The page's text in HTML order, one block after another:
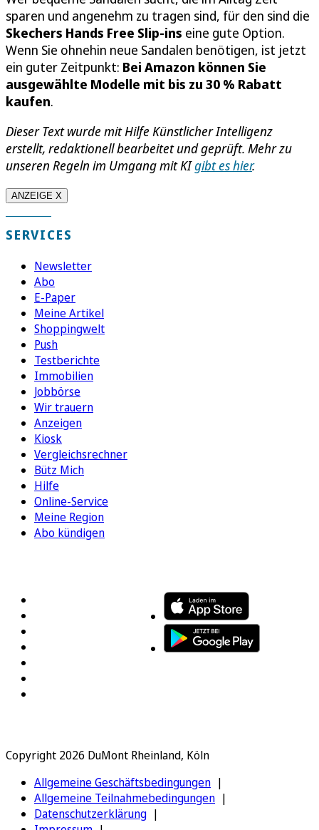
sparen und angenehm zu tragen sind, für den sind die
Skechers Hands Free Slip-ins eine gute Option.
Wenn Sie ohnehin neue Sandalen benötigen, ist jetzt
ein guter Zeitpunkt: Bei Amazon können Sie
ausgewählte Modelle mit bis zu 30 % Rabatt
kaufen.
Dieser Text wurde mit Hilfe Künstlicher Intelligenz
erstellt, redaktionell bearbeitet und geprüft. Mehr zu
unseren Regeln im Umgang mit KIgibt es hier.
ANZEIGE X
SERVICES
Newsletter
Abo
E-Paper
Meine Artikel
Shoppingwelt
Push
Testberichte
Immobilien
Jobbörse
Wir trauern
Anzeigen
Kiosk
Vergleichsrechner
Bütz Mich
Hilfe
Online-Service
Meine Region
Abo kündigen
Copyright 2026 DuMont Rheinland, Köln
Allgemeine Geschäftsbedingungen
Allgemeine Teilnahmebedingungen
Datenschutzerklärung